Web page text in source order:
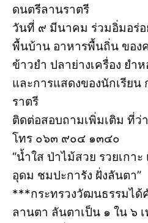
ดนตรีลานราตรี
วันที่ ๙ มีนาคม ร่วมอิ่มอร่
พื้นบ้าน อาหารพื้นถิ่น ของ
ข้าวยำ ปลาย่างเครื่อง ยำ
และการแสดงของนักเรียน
ราตรี
ติดต่อสอบถามเพิ่มเติม ที่ว่
โทร ๐๖๓ ๙๐๔ ๑๓๔๐
“น้ำใส ป่าไม้สวย รวยเกา
อุดม ชมปะการัง ฝั่งลันตา”
***กระทรวงวัฒนธรรมได้
ลานตา ลันตาเป็น ๑ ใน ๖